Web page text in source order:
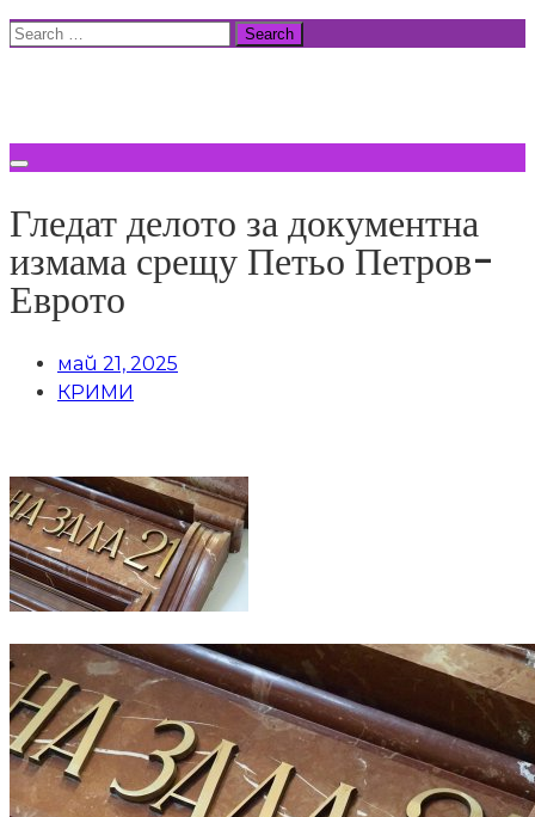
Skip
Search
Гледат делото за документна
измама срещу Петьо Петров-
Еврото
май 21, 2025
КРИМИ